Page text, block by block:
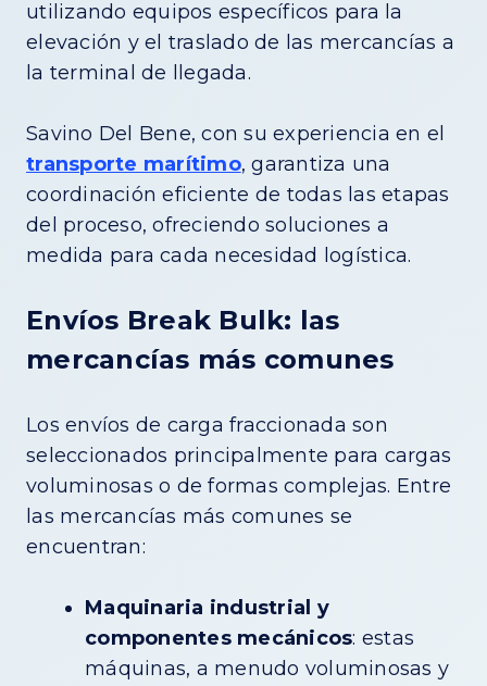
utilizando equipos específicos para la
elevación y el traslado de las mercancías a
la terminal de llegada.
Savino Del Bene, con su experiencia en el
transporte marítimo, garantiza una
coordinación eficiente de todas las etapas
del proceso, ofreciendo soluciones a
medida para cada necesidad logística.
Envíos Break Bulk: las
mercancías más comunes
Los envíos de carga fraccionada son
seleccionados principalmente para cargas
voluminosas o de formas complejas. Entre
las mercancías más comunes se
encuentran:
Maquinaria industrial y
componentes mecánicos: estas
máquinas, a menudo voluminosas y